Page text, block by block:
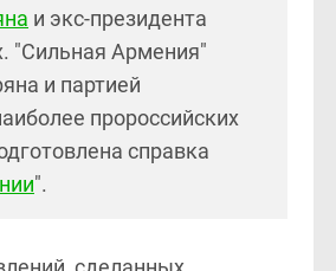
и экс-президента
"Сильная Армения"
и партией
пророссийских
справка
".